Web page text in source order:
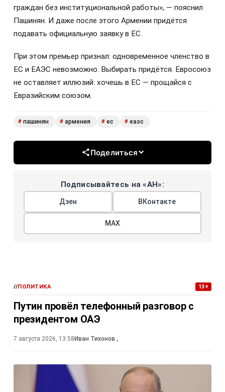
граждан без институциональной работы», — пояснил
Пашинян. И даже после этого Армении придётся
подавать официальную заявку в ЕС.
При этом премьер признал: одновременное членство в
ЕС и ЕАЭС невозможно. Выбирать придётся. Евросоюз
не оставляет иллюзий: хочешь в ЕС — прощайся с
Евразийским союзом.
# пашинян # армения # ес # еаэс
Поделиться
Подписывайтесь на «АН»:
Дзен ВКонтакте
МАХ
//ПОЛИТИКА 13+
Путин провёл телефонный разговор с
президентом ОАЭ
7 августа 2026, 13:58Иван Тихонов ,